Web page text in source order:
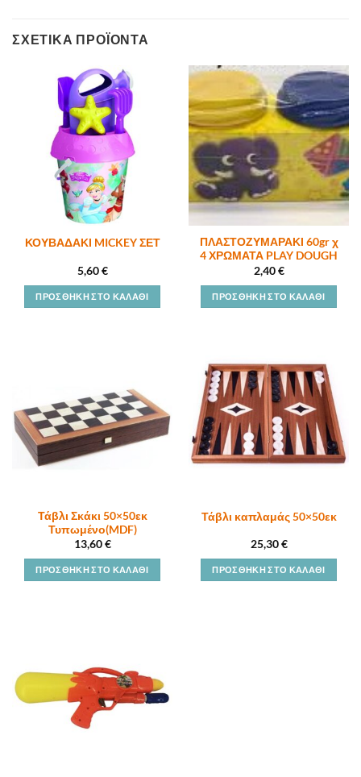
ΣΧΕΤΙΚΆ ΠΡΟΪΌΝΤΑ
ΚΟΥΒΑΔΑΚΙ MICKEY ΣΕΤ
5,60€
ΠΡΟΣΘΉΚΗ ΣΤΟ ΚΑΛΆΘΙ
ΠΛΑΣΤΟΖΥΜΑΡΑΚΙ 60gr χ
4 ΧΡΩΜΑΤΑ PLAY DOUGH
2,40€
ΠΡΟΣΘΉΚΗ ΣΤΟ ΚΑΛΆΘΙ
Τάβλι Σκάκι 50×50εκ
Τυπωμένο(MDF)
13,60€
ΠΡΟΣΘΉΚΗ ΣΤΟ ΚΑΛΆΘΙ
Τάβλι καπλαμάς 50×50εκ
25,30€
ΠΡΟΣΘΉΚΗ ΣΤΟ ΚΑΛΆΘΙ